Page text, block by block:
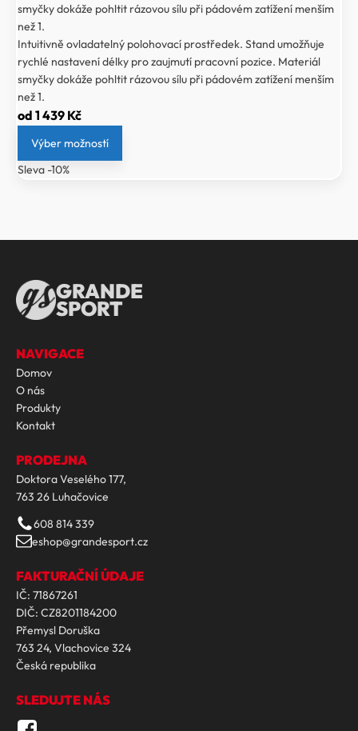
smyčky dokáže pohltit rázovou sílu při pádovém zatížení menším
než 1.
Intuitivně ovladatelný polohovací prostředek. Stand umožňuje
rychlé nastavení délky pro zaujmutí pracovní pozice. Materiál
smyčky dokáže pohltit rázovou sílu při pádovém zatížení menším
než 1.
od 1 439 Kč
Výber možností
Sleva -10%
GRANDE
SPORT
NAVIGACE
Domov
O nás
Produkty
Kontakt
PRODEJNA
Doktora Veselého 177,
763 26 Luhačovice
608 814 339
eshop@grandesport.cz
FAKTURAČNÍ ÚDAJE
IČ: 71867261
DIČ: CZ8201184200
Přemysl Doruška
763 24, Vlachovice 324
Česká republika
SLEDUJTE NÁS